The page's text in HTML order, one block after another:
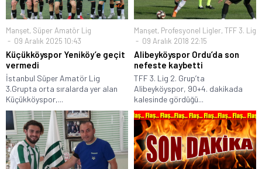
Manşet, Süper Amatör Lig
09 Aralık 2025 10:43
Küçükköyspor Yeniköy’e geçit
vermedi
İstanbul Süper Amatör Lig
3.Grupta orta sıralarda yer alan
Küçükköyspor,...
Manşet, Profesyonel Ligler, TFF 3. Lig
09 Aralık 2018 22:15
Alibeyköyspor Ordu’da son
nefeste kaybetti
TFF 3. Lig 2. Grup’ta
Alibeyköyspor, 90+4. dakikada
kalesinde gördüğü...